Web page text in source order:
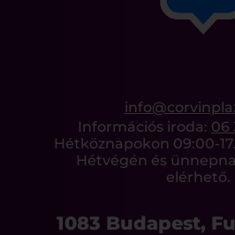
Információs iroda: 06
Hétköznapokon 09:00-
Hétvégén és
elérhető.
1083 Budapest,